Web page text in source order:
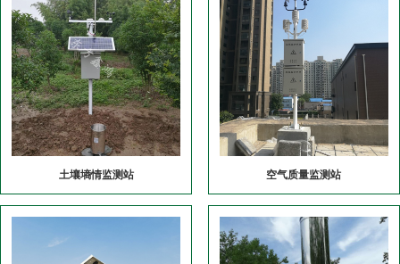
土壤墒情监测站 空气质量监测站